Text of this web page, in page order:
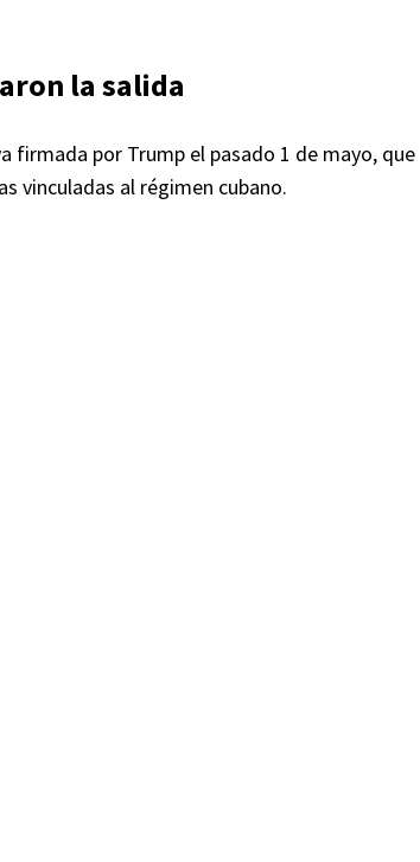
la salida
firmada por Trump el pasado 1 de mayo, que
vinculadas al régimen cubano.